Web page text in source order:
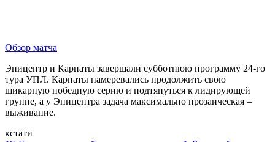
Обзор матча
Эпицентр и Карпаты завершали субботнюю программу 24-го
тура УПЛ. Карпаты намеревались продолжить свою
шикарную победную серию и подтянуться к лидирующей
группе, а у Эпицентра задача максимально прозаическая –
выживание.
кстати